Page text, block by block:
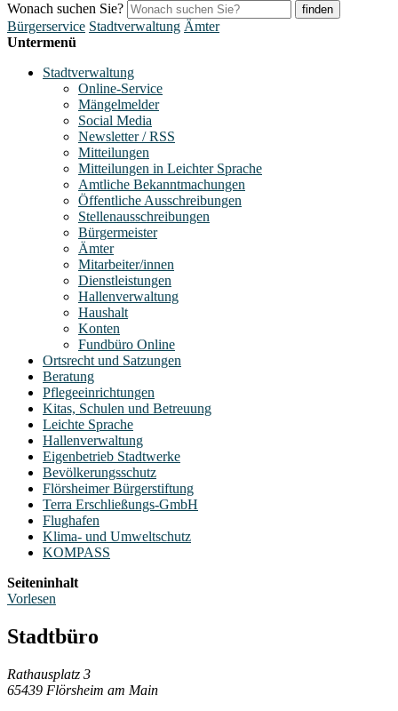
Wonach suchen Sie?
finden
Bürgerservice Stadtverwaltung Ämter
Untermenü
Stadtverwaltung
Online-Service
Mängelmelder
Social Media
Newsletter / RSS
Mitteilungen
Mitteilungen in Leichter Sprache
Amtliche Bekanntmachungen
Öffentliche Ausschreibungen
Stellenausschreibungen
Bürgermeister
Ämter
Mitarbeiter/innen
Dienstleistungen
Hallenverwaltung
Haushalt
Konten
Fundbüro Online
Ortsrecht und Satzungen
Beratung
Pflegeeinrichtungen
Kitas, Schulen und Betreuung
Leichte Sprache
Hallenverwaltung
Eigenbetrieb Stadtwerke
Bevölkerungsschutz
Flörsheimer Bürgerstiftung
Terra Erschließungs-GmbH
Flughafen
Klima- und Umweltschutz
KOMPASS
Seiteninhalt
Vorlesen
Stadtbüro
Rathausplatz 3
65439 Flörsheim am Main